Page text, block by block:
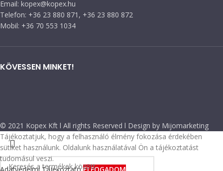
Email: kopex@kopex.hu
Telefon: +36 23 880 871, +36 23 880 872
Mobil: +36 70 553 1034
KÖVESSEN MINKET!
© 2021 Kopex Kft l All rights Reserved l Design by Mijomarketing
Tájékoztatjuk, hogy a felhasználó élmény fokozása érdekében
sütiket használunk. Oldalunk használatával Ön a tájékoztatást
tudomásul veszi.